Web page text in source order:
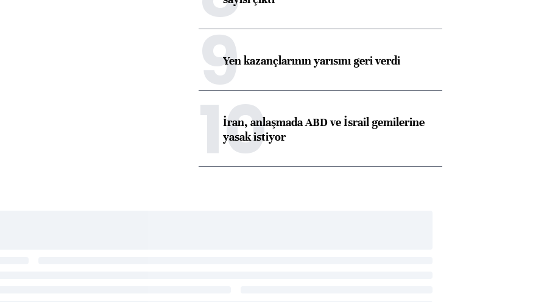
9Yen kazançlarının yarısını geri verdi
10
İran, anlaşmada ABD ve İsrail gemilerine
yasak istiyor